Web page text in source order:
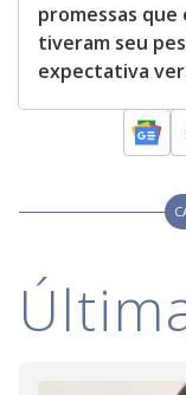
promessas que
tiveram seu
expectativa